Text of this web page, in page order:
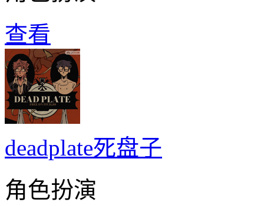
查看
deadplate死盘子
角色扮演